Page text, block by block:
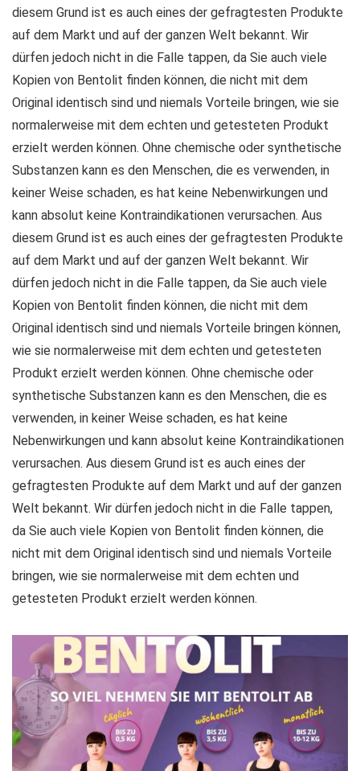
diesem Grund ist es auch eines der gefragtesten Produkte
auf dem Markt und auf der ganzen Welt bekannt. Wir
dürfen jedoch nicht in die Falle tappen, da Sie auch viele
Kopien von Bentolit finden können, die nicht mit dem
Original identisch sind und niemals Vorteile bringen, wie sie
normalerweise mit dem echten und getesteten Produkt
erzielt werden können. Ohne chemische oder synthetische
Substanzen kann es den Menschen, die es verwenden, in
keiner Weise schaden, es hat keine Nebenwirkungen und
kann absolut keine Kontraindikationen verursachen. Aus
diesem Grund ist es auch eines der gefragtesten Produkte
auf dem Markt und auf der ganzen Welt bekannt. Wir
dürfen jedoch nicht in die Falle tappen, da Sie auch viele
Kopien von Bentolit finden können, die nicht mit dem
Original identisch sind und niemals Vorteile bringen können,
wie sie normalerweise mit dem echten und getesteten
Produkt erzielt werden können. Ohne chemische oder
synthetische Substanzen kann es den Menschen, die es
verwenden, in keiner Weise schaden, es hat keine
Nebenwirkungen und kann absolut keine Kontraindikationen
verursachen. Aus diesem Grund ist es auch eines der
gefragtesten Produkte auf dem Markt und auf der ganzen
Welt bekannt. Wir dürfen jedoch nicht in die Falle tappen,
da Sie auch viele Kopien von Bentolit finden können, die
nicht mit dem Original identisch sind und niemals Vorteile
bringen, wie sie normalerweise mit dem echten und
getesteten Produkt erzielt werden können.